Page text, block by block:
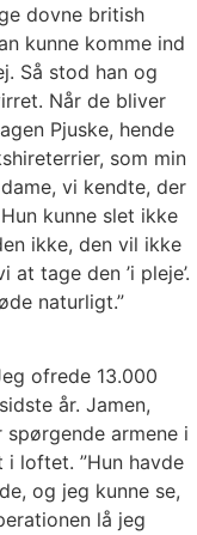
dovne british
kunne komme ind
Så stod han og
Når de bliver
Pjuske, hende
som min
vi kendte, der
kunne slet ikke
ikke, den vil ikke
tage den ’i pleje’.
naturligt.”
ofrede 13.000
år. Jamen,
armene i
i loftet. ”Hun havde
og jeg kunne se,
lå jeg